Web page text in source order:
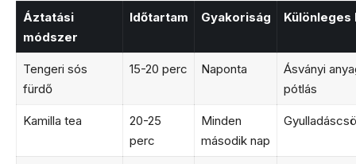
Áztatási
módszer
Időtartam Gyakoriság Különleges
Tengeri sós
fürdő
15-20 perc Naponta
Ásványi
pótlás
Kamilla tea
20-25
perc
Minden
második nap